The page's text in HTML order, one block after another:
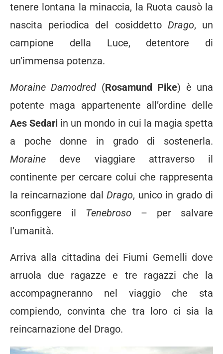
tenere lontana la minaccia, la Ruota causò la
nascita periodica del cosiddetto Drago, un
campione della Luce, detentore di
un’immensa potenza.
Moraine Damodred (Rosamund Pike) è una
potente maga appartenente all’ordine delle
Aes Sedari in un mondo in cui la magia spetta
a poche donne in grado di sostenerla.
Moraine deve viaggiare attraverso il
continente per cercare colui che rappresenta
la reincarnazione dalDrago, unico in grado di
sconfiggere il Tenebroso – per salvare
l’umanità.
Arriva alla cittadina dei Fiumi Gemelli dove
arruola due ragazze e tre ragazzi che la
accompagneranno nel viaggio che sta
compiendo, convinta che tra loro ci sia la
reincarnazione del Drago.